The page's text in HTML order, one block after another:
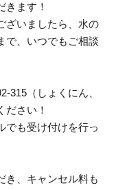
きます！
ざいましたら、水の
で、いつでもご相談
315（しょくにん、
ださい！
でも受け付けを行っ
き、キャンセル料も